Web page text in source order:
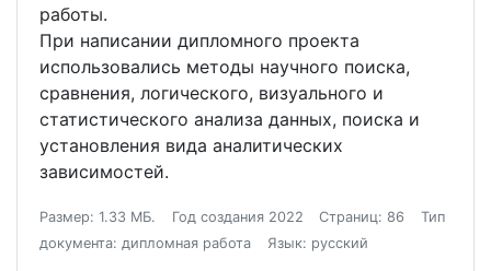
работы.
При написании дипломного проекта
использовались методы научного поиска,
сравнения, логического, визуального и
статистического анализа данных, поиска и
установления вида аналитических
зависимостей.
Размер: 1.33 МБ. Год создания 2022 Страниц: 86
Тип
документа: дипломная работа
Язык: русский